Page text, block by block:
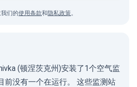
们的使用条款和隐私政策。
(顿涅茨克州)安装了1个空气监
前没有一个在运行。 这些监测站